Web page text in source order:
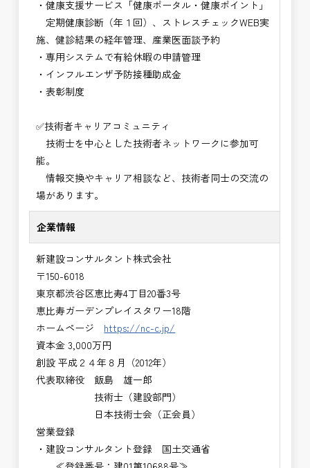
・健康支援サービス「健康ポータル・健康ポイント」
定期健康診断（年１回）、ストレスチェックWEB実
施、健診結果の経年管理、産業医面談予約
・専用システムで有給休暇の申請管理
・インフルエンザ予防接種助成⾦
・表彰制度
✅技術者キャリアコミュニティ
技術士を中心とした技術者ネットワークに参加可
能。
情報交換やキャリア相談など、技術者同士の交流の
場があります。
企業情報
新建設コンサルタント株式会社
〒150-6018
東京都渋谷区恵比寿4丁目20番3号
恵比寿ガーデンプレイスタワー18階
ホームページ https://nc-c.jp/
資本金 3,000万円
創設 平成２４年８月（2012年）
代表取締役 飯島 雄一郎
技術士（建設部門）
日本技術士会（正会員）
営業登録
・建設コンサルタント登録 国土交通省